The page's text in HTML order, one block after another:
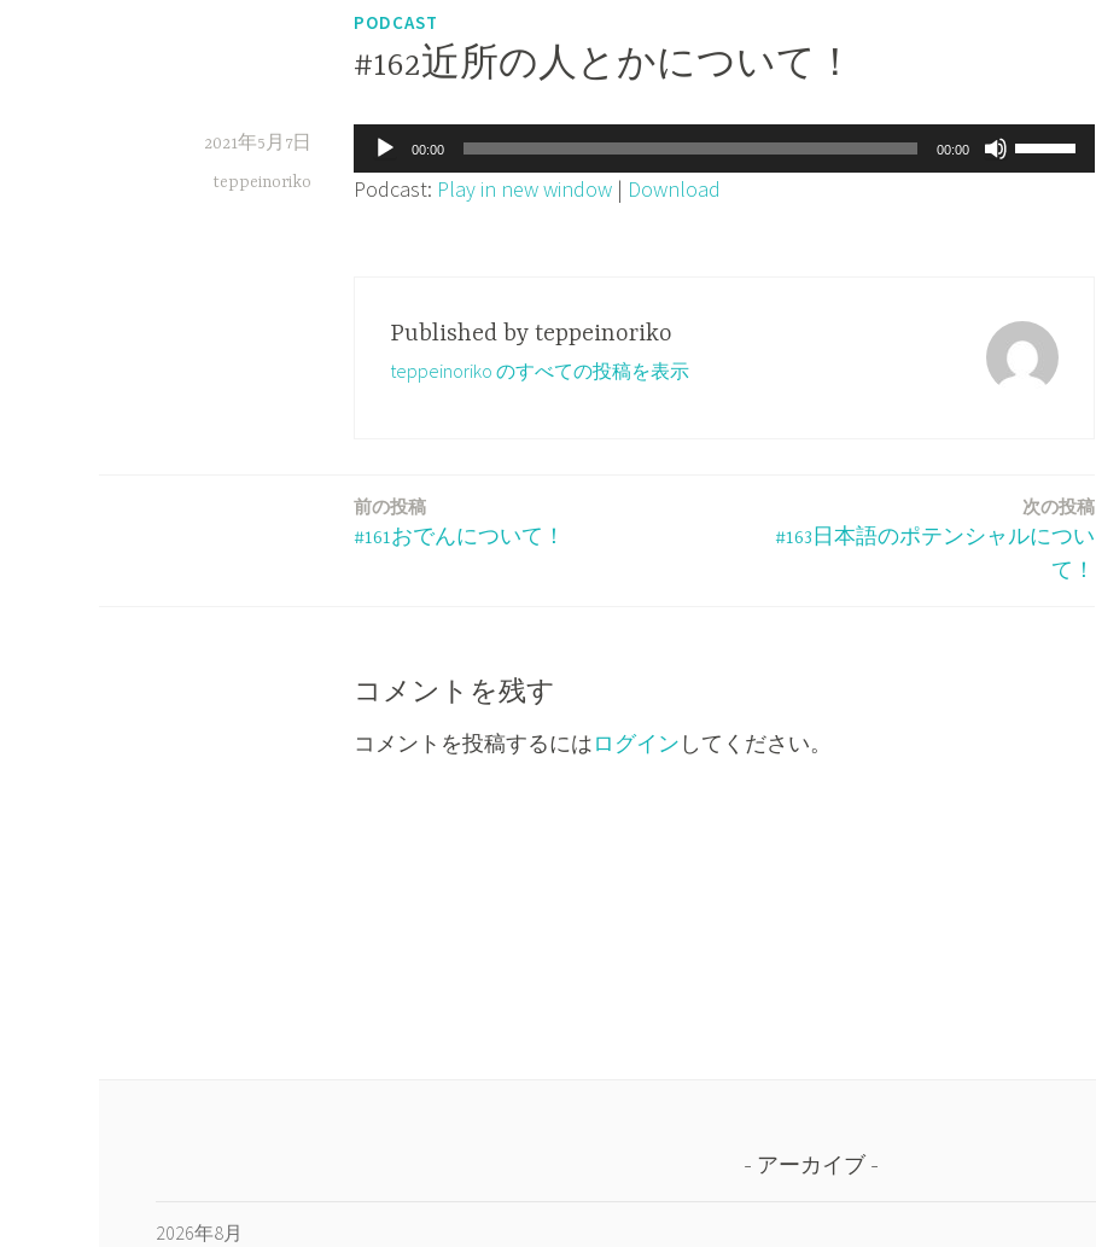
PODCAST
#162近所の人とかについて！
2021年5月7日
teppeinoriko
声
プ
00:00 00:00
ボ
リ
節
に
矢
印
Podcast: Play in new window | Download
Published by teppeinoriko
teppeinoriko のすべての投稿を表示
前の投稿
#161おでんについて！
次の投稿
#163日本語のポテンシャルについ
て！
コメントを残す
コメントを投稿するにはログイン してください。
アーカイブ
2026年8月